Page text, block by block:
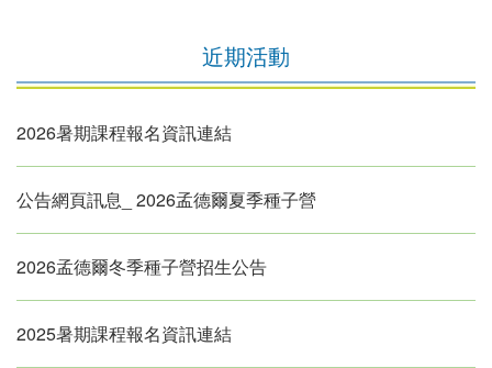
近期活動
2026暑期課程報名資訊連結
公告網頁訊息_ 2026孟德爾夏季種子營
2026孟德爾冬季種子營招生公告
2025暑期課程報名資訊連結